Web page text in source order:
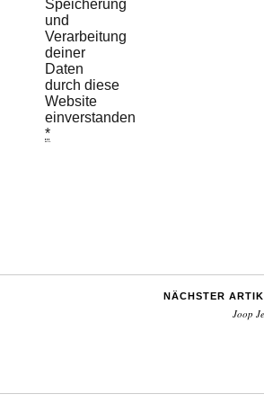
Speicherung
und
Verarbeitung
deiner
Daten
durch diese
Website
einverstanden.
*
NÄCHSTER
Joop